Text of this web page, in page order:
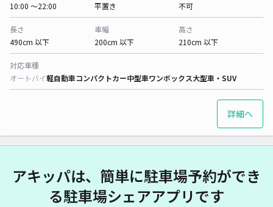
10:00 〜22:00
平置き
不可
長さ
490cm 以下
車幅
200cm 以下
高さ
210cm 以下
対応車種
オートバイ軽自動車コンパクトカー中型車ワンボックス大型車・SUV
詳細へ
アキッパは、簡単に駐車場予約ができ
る駐車場シェアアプリです